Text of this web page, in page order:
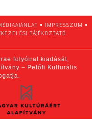
• IMPRESSZUM •
TÁJÉKOZTATÓ
folyóirat kiadását,
– Petőfi Kulturális